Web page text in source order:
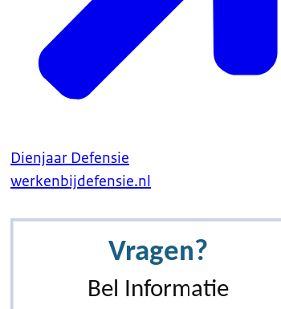
Dienjaar Defensie
werkenbijdefensie.nl